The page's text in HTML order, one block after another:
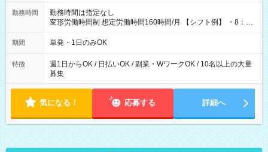
勤務時間
勤務時間は指定なし
変形労働時間制 想定労働時間160時間/月 【シフト例】 ・8：00
～21：00
期間 単発・1日のみOK
特徴
週1日からOK / 日払いOK / 副業・WワークOK / 10名以上の大量
募集
気になる！ 応募する 詳細へ